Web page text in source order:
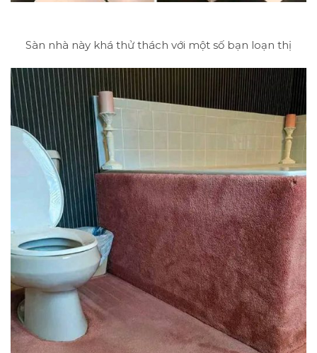
Sàn nhà này khá thử thách với một số bạn loạn thị